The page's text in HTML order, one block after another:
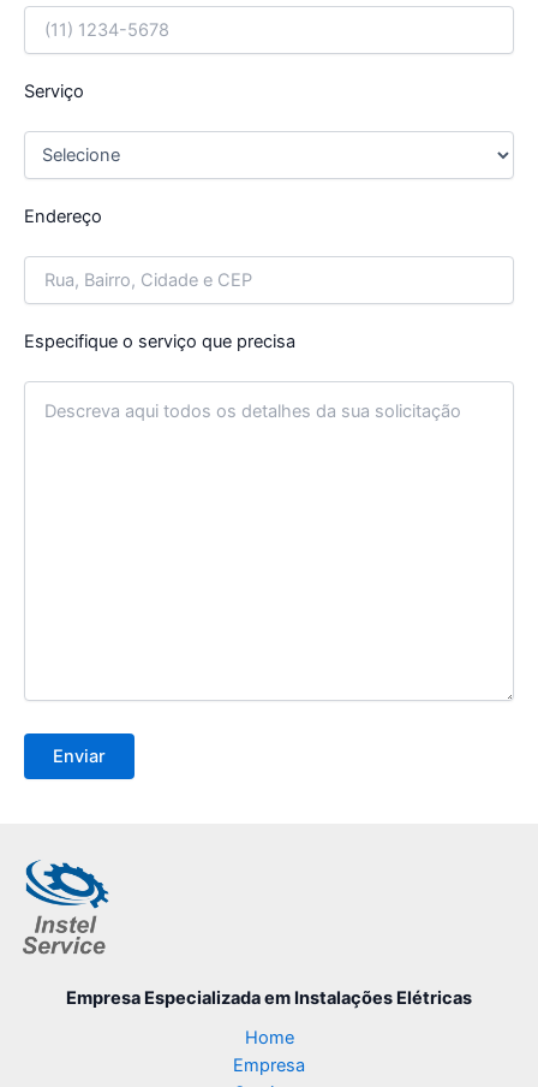
Serviço
Endereço
Especifique o serviço que precisa
Empresa Especializadaem Instalações Elétricas
Home
Empresa